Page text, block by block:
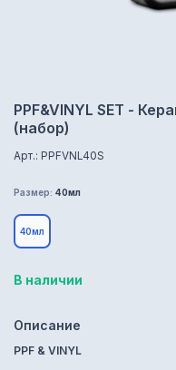
PPF&VINYL SET -
(набор)
Арт.: PPFVNL40S
Размер: 40мл
40мл
В наличии
Описание
PPF & VINYL